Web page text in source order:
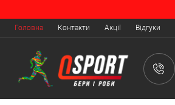
Головна Контакти Акції Відгуки